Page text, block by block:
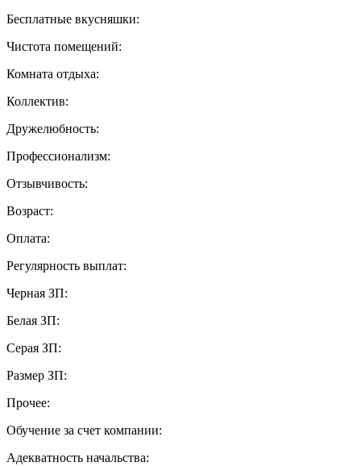
Бесплатные вкусняшки:
Чистота помещений:
Комната отдыха:
Коллектив:
Дружелюбность:
Профессионализм:
Отзывчивость:
Возраст:
Оплата:
Регулярность выплат:
Черная ЗП:
Белая ЗП:
Серая ЗП:
Размер ЗП:
Прочее:
Обучение за счет компании:
Адекватность начальства: